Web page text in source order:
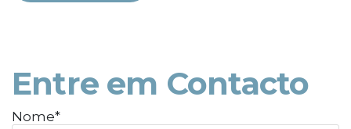
Entre em Contacto
Nome*